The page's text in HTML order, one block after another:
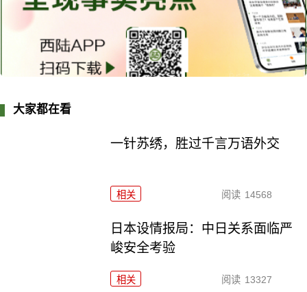
大家都在看
一针苏绣，胜过千言万语外交
相关 阅读 14568
日本设情报局：中日关系面临严
峻安全考验
相关 阅读 13327